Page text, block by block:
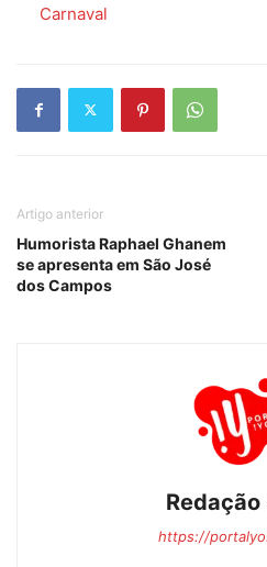
Em relação a
Carnaval
Artigo anterior
Humorista Raphael Ghanem
se apresenta em São José
dos Campos
Redação
https://